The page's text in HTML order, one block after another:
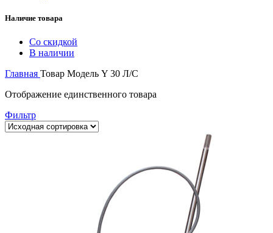
Наличие товара
Со скидкой
В наличии
Главная Товар Модель Y 30 Л/С
Отображение единственного товара
Фильтр